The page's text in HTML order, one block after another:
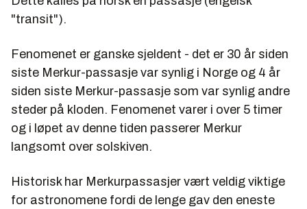
"transit").
Fenomenet er ganske sjeldent - det er 30 år siden
siste Merkur-passasje var synlig i Norge og 4 år
siden siste Merkur-passasje som var synlig andre
steder på kloden. Fenomenet varer i over 5 timer
og i løpet av denne tiden passerer Merkur
langsomt over solskiven.
Historisk har Merkurpassasjer vært veldig viktige
for astronomene fordi de lenge gav den eneste